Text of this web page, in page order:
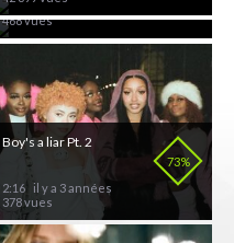
3:30
il y a 3 années
468 vues
73%
Boy's a liar Pt. 2
2:16
il y a 3 années
378 vues